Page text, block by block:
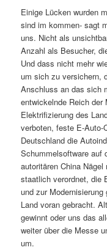
Einige Lücken wurden
sind im kommen- sagt
uns. Nicht als
Anzahl als Besucher,
Und dass nicht mehr
um sich zu versichern,
Anschluss an das sich
entwickelnde Reich der
Elektrifizierung des
verboten, feste E-Auto-
Deutschland die
Schummelsoftware auf
autoritären China
staatlich verordnet, die
und zur
Land voran gebracht.
gewinnt oder uns das
weiter über die Messe
um.